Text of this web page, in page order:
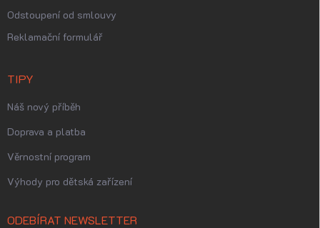
Odstoupení od smlouvy
Reklamační formulář
TIPY
Náš nový příběh
Doprava a platba
Věrnostní program
Výhody pro dětská zařízení
ODEBÍRAT NEWSLETTER